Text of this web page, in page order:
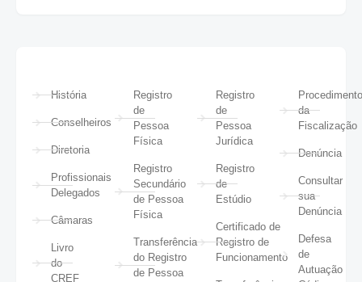
História
Conselheiros
Diretoria
Profissionais
Delegados
Câmaras
Livro
do
CREF
Registro
de
Pessoa
Física
Registro
Secundário
de Pessoa
Física
Transferência
do Registro
de Pessoa
Registro
de
Pessoa
Jurídica
Registro
de
Estúdio
Certificado de
Registro de
Funcionamento
da
Fiscalização
Denúncia
Consultar
sua
Denúncia
Defesa
de
Autuação